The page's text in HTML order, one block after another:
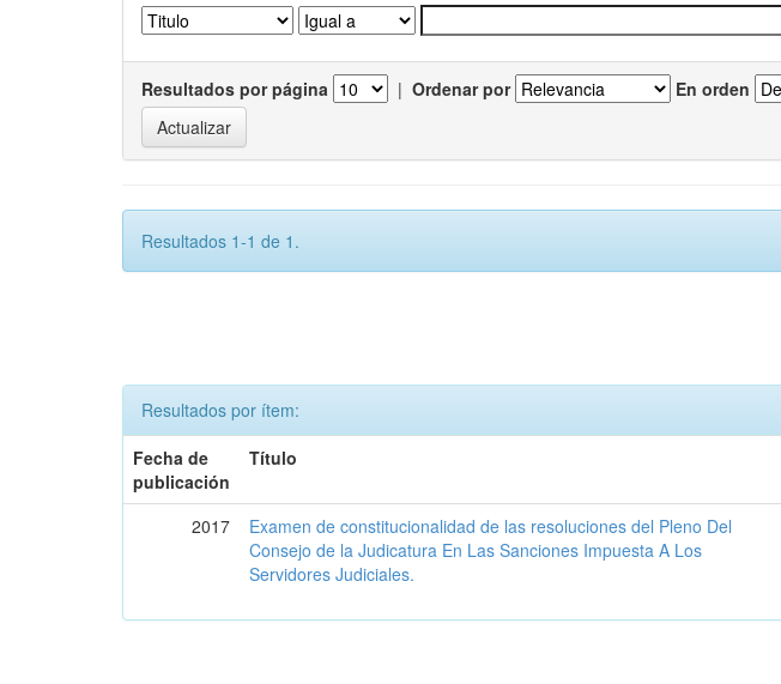
Resultados por página | Ordenar por En orden
Resultados 1-1 de 1.
Resultados por ítem:
Fecha de
publicación
Título
2017
Examen de constitucionalidad de las resoluciones del Pleno Del
Consejo de la Judicatura En Las Sanciones Impuesta A Los
Servidores Judiciales.